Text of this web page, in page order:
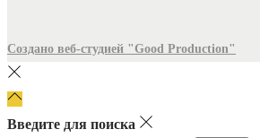
Создано веб-студией "Good Production"
Введите для поиска